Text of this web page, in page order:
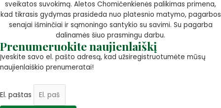
sveikatos suvokimą. Aletos Chomičenkienės palikimas primena,
kad tikrasis gydymas prasideda nuo platesnio matymo, pagarbos
senajai išminčiai ir sąmoningo santykio su savimi. Su pagarba
dalinamės šiuo prasmingu darbu.
Prenumeruokite naujienlaiškį
Įveskite savo el. pašto adresą, kad užsiregistruotumėte mūsų
naujienlaiškio prenumeratai!
El. paštas